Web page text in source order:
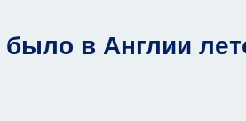
в Англии